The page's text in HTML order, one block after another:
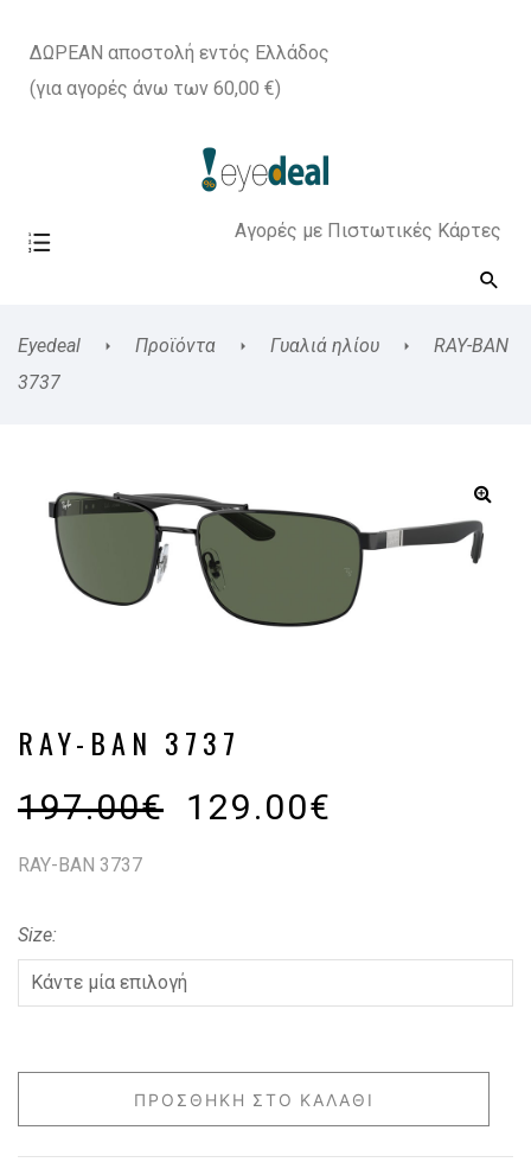
ΔΩΡΕΑΝ αποστολή εντός Ελλάδος
(για αγορές άνω των 60,00 €)
Αγορές με Πιστωτικές Κάρτες
Eyedeal Προϊόντα Γυαλιά ηλίου
RAY-BAN
3737
RAY-BAN 3737
197.00€ 129.00€
RAY-BAN 3737
Size
ΠΡΟΣΘΉΚΗ ΣΤΟ ΚΑΛΆΘΙ